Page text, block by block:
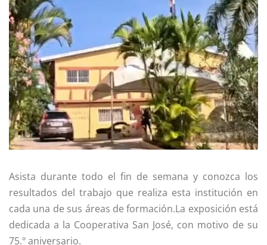
Asista durante todo el fin de semana y conozca los
resultados del trabajo que realiza esta institución en
cada una de sus áreas de formación.La exposición está
dedicada a la Cooperativa San José, con motivo de su
75.º aniversario.